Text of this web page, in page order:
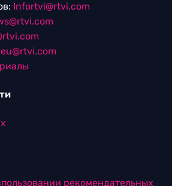
Infortvi@rtvi.com
рекомендательных